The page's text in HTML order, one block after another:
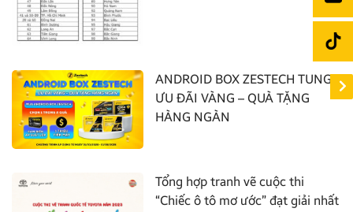
ANDROID BOX ZESTECH TUNG
ƯU ĐÃI VÀNG – QUÀ TẶNG
HÀNG NGÀN
Tổng hợp tranh vẽ cuộc thi
“Chiếc ô tô mơ ước” đạt giải nhất